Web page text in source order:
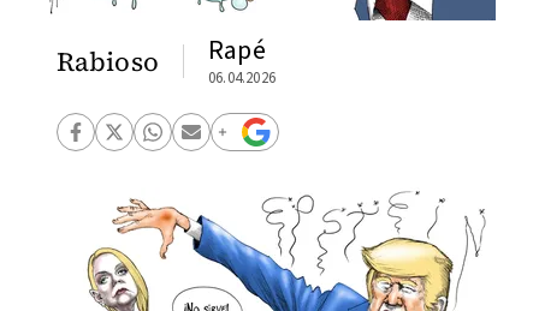
Rabioso Rapé
06.04.2026